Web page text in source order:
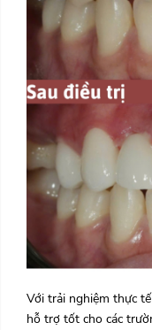
Với trải nghiệm thực
hỗ trợ tốt cho các